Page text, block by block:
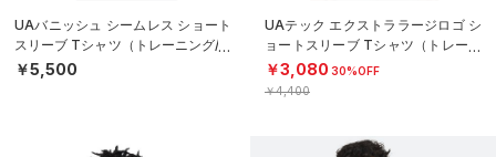
UAバニッシュ シームレス ショート
スリーブ Tシャツ（トレーニング/M
EN）
￥5,500
UAテック エクストララージロゴ シ
ョートスリーブ Tシャツ（トレーニ
ング/MEN）
￥3,080 30%OFF
￥4,400